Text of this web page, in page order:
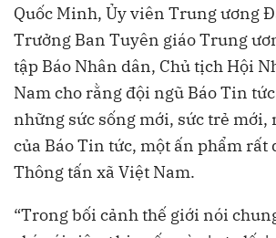
Quốc Minh, Ủy viên Trung ương
Trưởng Ban Tuyên giáo Trung
tập Báo Nhân dân, Chủ tịch Hội
Nam cho rằng đội ngũ Báo Tin
những sức sống mới, sức trẻ mới,
của Báo Tin tức, một ấn phẩm rất
Thông tấn xã Việt Nam.
“Trong bối cảnh thế giới nói